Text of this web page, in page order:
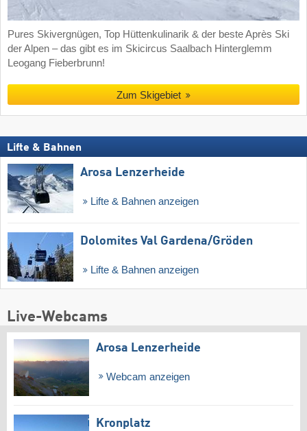
Pures Skivergnügen, Top Hüttenkulinarik & der beste Après Ski
der Alpen – das gibt es im Skicircus Saalbach Hinterglemm
Leogang Fieberbrunn!
Zum Skigebiet
Lifte & Bahnen
Arosa Lenzerheide
Lifte & Bahnen anzeigen
Dolomites Val Gardena/​Gröden
Lifte & Bahnen anzeigen
Live-Webcams
Arosa Lenzerheide
Webcam anzeigen
Kronplatz